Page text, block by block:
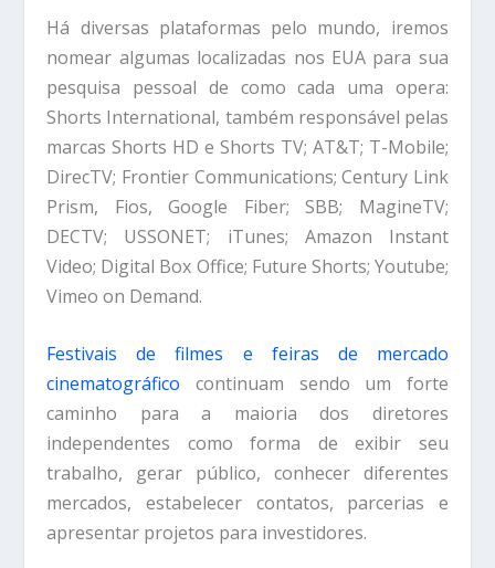
Há diversas plataformas pelo mundo, iremos
nomear algumas localizadas nos EUA para sua
pesquisa pessoal de como cada uma opera:
Shorts International, também responsável pelas
marcas Shorts HD e Shorts TV; AT&T; T-Mobile;
DirecTV; Frontier Communications; Century Link
Prism, Fios, Google Fiber; SBB; MagineTV;
DECTV; USSONET; iTunes; Amazon Instant
Video; Digital Box Office; Future Shorts; Youtube;
Vimeo on Demand.
Festivais de filmes e feiras de mercado
cinematográfico continuam sendo um forte
caminho para a maioria dos diretores
independentes como forma de exibir seu
trabalho, gerar público, conhecer diferentes
mercados, estabelecer contatos, parcerias e
apresentar projetos para investidores.